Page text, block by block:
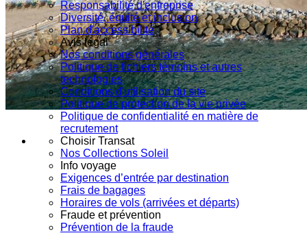
Responsabilité d'entreprise
Diversité, équité et inclusion
Plan d'accessibilité
Avis légal
Nos conditions générales
Politique de fichiers témoins et autres
technologies
Conditions d'utilisation du site
Politique de protection de la vie privée
Politique de confidentialité en matière de
recrutement
Choisir Transat
Nos Collections Soleil
Info voyage
Exigences d’entrée par destination
Frais de bagages
Horaires de vols (arrivées et départs)
Fraude et prévention
Prévention de la fraude